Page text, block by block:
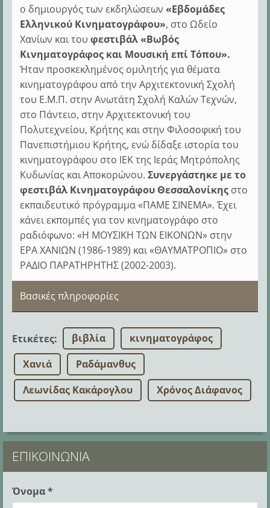
ο δημιουργός των εκδηλώσεων «Εβδομάδες
Ελληνικού Κινηματογράφου», στο Ωδείο
Χανίων και του φεστιβάλ «Βωβός
Κινηματογράφος και Μουσική επί Τόπου».
Ήταν προσκεκλημένος ομιλητής για θέματα
κινηματογράφου από την Αρχιτεκτονική Σχολή
του Ε.Μ.Π. στην Ανωτάτη Σχολή Καλών Τεχνών,
στο Πάντειο, στην Αρχιτεκτονική του
Πολυτεχνείου, Κρήτης και στην Φιλοσοφική του
Πανεπιστήμιου Κρήτης, ενώ δίδαξε ιστορία του
κινηματογράφου στο ΙΕΚ της Ιεράς Μητρόπολης
Κυδωνίας και Αποκορώνου. Συνεργάστηκε με το
φεστιβάλ Κινηματογράφου Θεσσαλονίκης στο
εκπαιδευτικό πρόγραμμα «ΠΑΜΕ ΣΙΝΕΜΑ». Έχει
κάνει εκπομπές για τον κινηματογράφο στο
ραδιόφωνο: «Η ΜΟΥΣΙΚΗ ΤΩΝ ΕΙΚΟΝΩΝ» στην
ΕΡΑ ΧΑΝΙΩΝ (1986-1989) και «ΘΑΥΜΑΤΡΟΠΙΟ» στο
ΡΑΔΙΟ ΠΑΡΑΤΗΡΗΤΗΣ (2002-2003).
Βασικές πληροφορίες
Ετικέτες: βιβλία
κινηματογράφος
Χανιά
Ραδάμανθυς
Λεωνίδας Κακάρογλου
Χρόνος Διάφανος
ΕΠΙΚΟΙΝΩΝΊΑ
Όνομα *